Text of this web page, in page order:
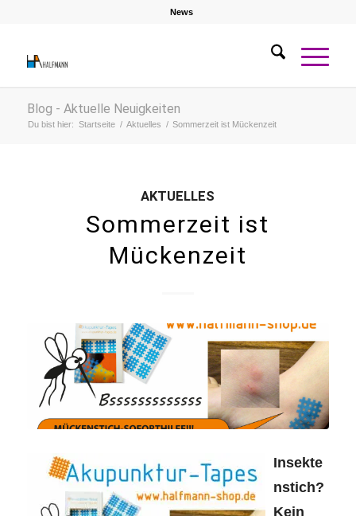
News
Blog - Aktuelle Neuigkeiten
Du bist hier: Startseite / Aktuelles / Sommerzeit ist Mückenzeit
AKTUELLES
Sommerzeit ist
Mückenzeit
Insekte
nstich?
Kein